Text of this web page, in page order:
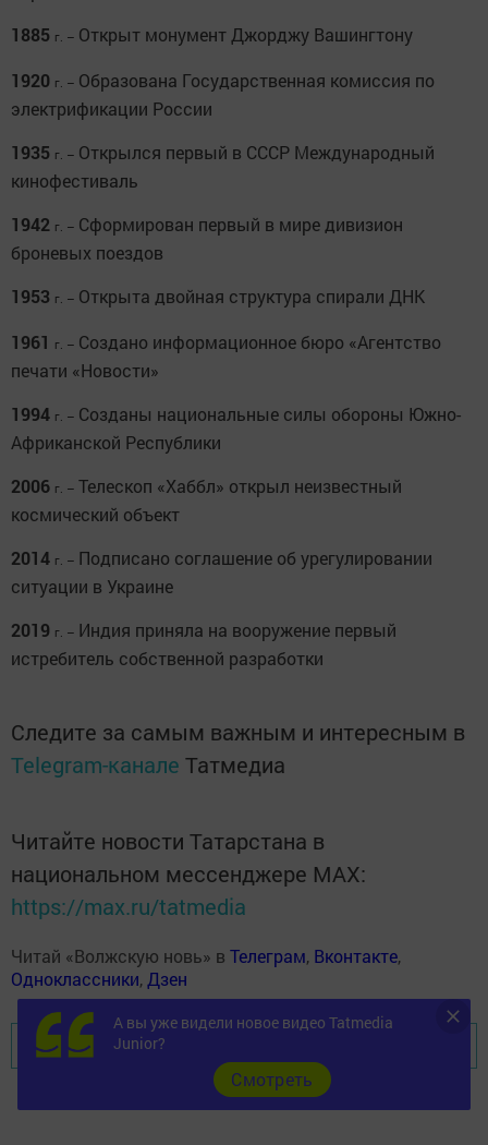
1885 г. – Открыт монумент Джорджу Вашингтону
1920 г. – Образована Государственная комиссия по
электрификации России
1935 г. – Открылся первый в СССР Международный
кинофестиваль
1942 г. – Сформирован первый в мире дивизион
броневых поездов
1953 г. – Открыта двойная структура спирали ДНК
1961 г. – Создано информационное бюро «Агентство
печати «Новости»
1994 г. – Созданы национальные силы обороны Южно-
Африканской Республики
2006 г. – Телескоп «Хаббл» открыл неизвестный
космический объект
2014 г. – Подписано соглашение об урегулировании
ситуации в Украине
2019 г. – Индия приняла на вооружение первый
истребитель собственной разработки
Следите за самым важным и интересным в
Telegram-канале Татмедиа
Читайте новости Татарстана в
национальном мессенджере MАХ:
https://max.ru/tatmedia
Читай «Волжскую новь» в Телеграм, Вконтакте,
Одноклассники, Дзен
Перейти на страницу новости
А вы уже видели новое видео Tatmedia
Junior?
Cмотреть